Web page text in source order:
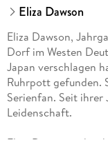
Eliza Dawson
Eliza Dawson,
Dorf im Westen
Japan verschlagen
Ruhrpott gefunden.
Serienfan. Seit ihrer
Leidenschaft.
Eliza Dawson